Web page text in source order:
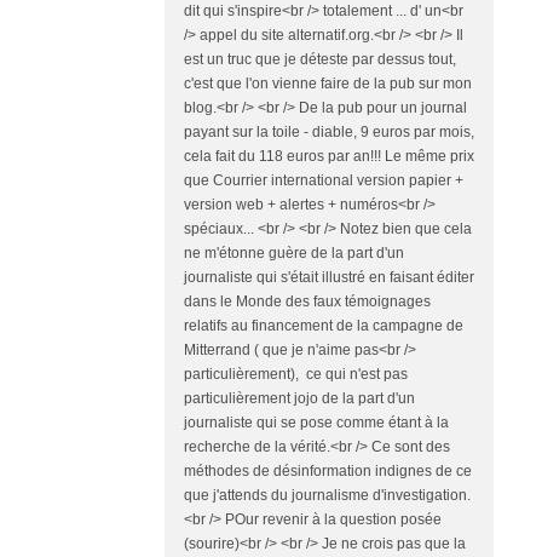
dit qui s'inspire<br /> totalement ... d' un<br
/> appel du site alternatif.org.<br /> <br /> Il
est un truc que je déteste par dessus tout,
c'est que l'on vienne faire de la pub sur mon
blog.<br /> <br /> De la pub pour un journal
payant sur la toile - diable, 9 euros par mois,
cela fait du 118 euros par an!!! Le même prix
que Courrier international version papier +
version web + alertes + numéros<br />
spéciaux... <br /> <br /> Notez bien que cela
ne m'étonne guère de la part d'un
journaliste qui s'était illustré en faisant éditer
dans le Monde des faux témoignages
relatifs au financement de la campagne de
Mitterrand ( que je n'aime pas<br />
particulièrement), ce qui n'est pas
particulièrement jojo de la part d'un
journaliste qui se pose comme étant à la
recherche de la vérité.<br /> Ce sont des
méthodes de désinformation indignes de ce
que j'attends du journalisme d'investigation.
<br /> POur revenir à la question posée
(sourire)<br /> <br /> Je ne crois pas que la